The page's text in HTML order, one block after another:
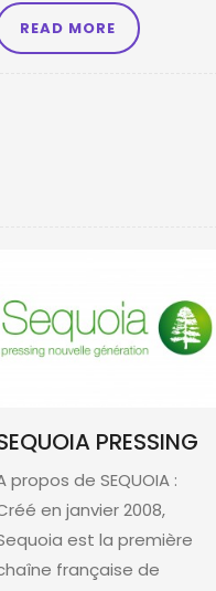
READ MORE
PRESSING
propos de SEQUOIA :
en janvier 2008,
est la première
française de